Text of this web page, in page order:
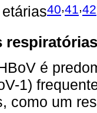
40 41 42
respiratórias
é
1)
como um